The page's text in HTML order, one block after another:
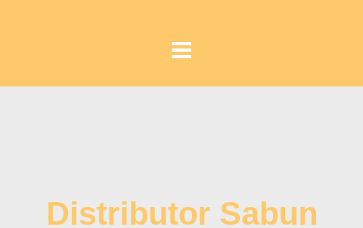
Distributor Sabun